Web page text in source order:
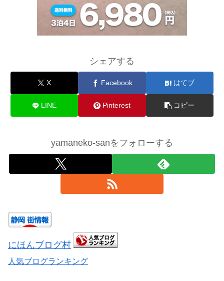
シェアする
X Facebook はてブ
LINE Pinterest コピー
yamaneko-sanをフォローする
にほんブログ村
人気ブログランキング